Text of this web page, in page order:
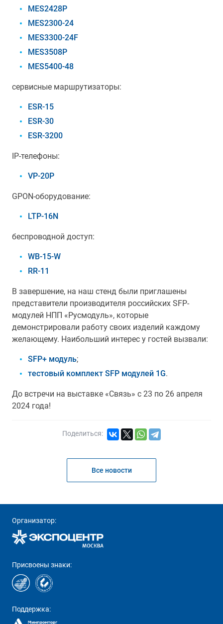
MES2428P
MES2300-24
MES3300-24F
MES3508P
MES5400-48
сервисные маршрутизаторы:
ESR-15
ESR-30
ESR-3200
IP-телефоны:
VP-20P
GPON-оборудование:
LTP-16N
беспроводной доступ:
WB-15-W
RR-11
В завершение, на наш стенд были приглашены
представители производителя российских SFP-
модулей НПП «Русмодуль», которые
демонстрировали работу своих изделий каждому
желающему. Наибольший интерес у гостей вызвали:
SFP+ модуль;
тестовый комплект SFP модулей 1G.
До встречи на выставке «Связь» с 23 по 26 апреля
2024 года!
Поделиться:
Все новости
Организатор:
Присвоены знаки:
Поддержка: